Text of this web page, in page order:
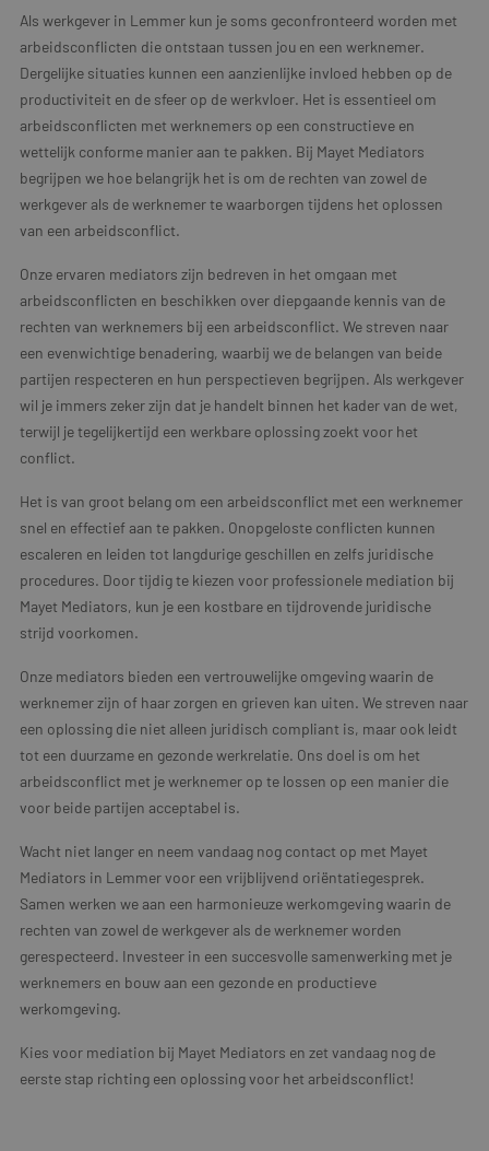
Als werkgever in Lemmer kun je soms geconfronteerd worden met
arbeidsconflicten die ontstaan tussen jou en een werknemer.
Dergelijke situaties kunnen een aanzienlijke invloed hebben op de
productiviteit en de sfeer op de werkvloer. Het is essentieel om
arbeidsconflicten met werknemers op een constructieve en
wettelijk conforme manier aan te pakken. Bij Mayet Mediators
begrijpen we hoe belangrijk het is om de rechten van zowel de
werkgever als de werknemer te waarborgen tijdens het oplossen
van een arbeidsconflict.
Onze ervaren mediators zijn bedreven in het omgaan met
arbeidsconflicten en beschikken over diepgaande kennis van de
rechten van werknemers bij een arbeidsconflict. We streven naar
een evenwichtige benadering, waarbij we de belangen van beide
partijen respecteren en hun perspectieven begrijpen. Als werkgever
wil je immers zeker zijn dat je handelt binnen het kader van de wet,
terwijl je tegelijkertijd een werkbare oplossing zoekt voor het
conflict.
Het is van groot belang om een arbeidsconflict met een werknemer
snel en effectief aan te pakken. Onopgeloste conflicten kunnen
escaleren en leiden tot langdurige geschillen en zelfs juridische
procedures. Door tijdig te kiezen voor professionele mediation bij
Mayet Mediators, kun je een kostbare en tijdrovende juridische
strijd voorkomen.
Onze mediators bieden een vertrouwelijke omgeving waarin de
werknemer zijn of haar zorgen en grieven kan uiten. We streven naar
een oplossing die niet alleen juridisch compliant is, maar ook leidt
tot een duurzame en gezonde werkrelatie. Ons doel is om het
arbeidsconflict met je werknemer op te lossen op een manier die
voor beide partijen acceptabel is.
Wacht niet langer en neem vandaag nog contact op met Mayet
Mediators in Lemmer voor een vrijblijvend oriëntatiegesprek.
Samen werken we aan een harmonieuze werkomgeving waarin de
rechten van zowel de werkgever als de werknemer worden
gerespecteerd. Investeer in een succesvolle samenwerking met je
werknemers en bouw aan een gezonde en productieve
werkomgeving.
Kies voor mediation bij Mayet Mediators en zet vandaag nog de
eerste stap richting een oplossing voor het arbeidsconflict!